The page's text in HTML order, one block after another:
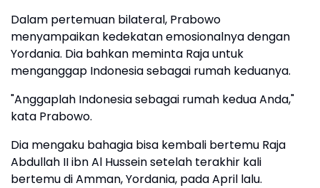
Dalam pertemuan bilateral, Prabowo
menyampaikan kedekatan emosionalnya dengan
Yordania. Dia bahkan meminta Raja untuk
menganggap Indonesia sebagai rumah keduanya.
"Anggaplah Indonesia sebagai rumah kedua Anda,"
kata Prabowo.
Dia mengaku bahagia bisa kembali bertemu Raja
Abdullah II ibn Al Hussein setelah terakhir kali
bertemu di Amman, Yordania, pada April lalu.